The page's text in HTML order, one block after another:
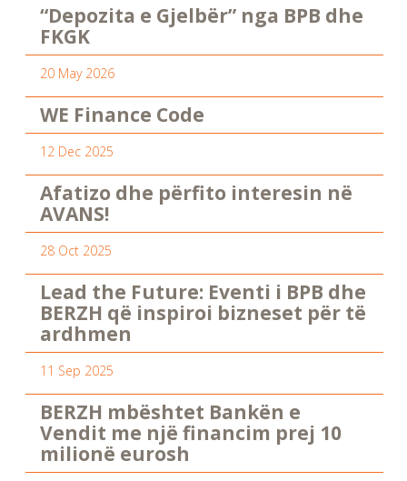
“Depozita e Gjelbër” nga BPB dhe
FKGK
20 May 2026
WE Finance Code
12 Dec 2025
Afatizo dhe përfito interesin në
AVANS!
28 Oct 2025
Lead the Future: Eventi i BPB dhe
BERZH që inspiroi bizneset për të
ardhmen
11 Sep 2025
BERZH mbështet Bankën e
Vendit me një financim prej 10
milionë eurosh